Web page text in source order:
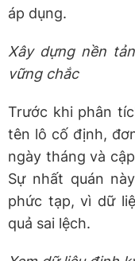
áp dụng.
Xây dựng nền
vững chắc
Trước khi phân
tên lô cố định,
ngày tháng và
Sự nhất quán
phức tạp, vì dữ
quả sai lệch.